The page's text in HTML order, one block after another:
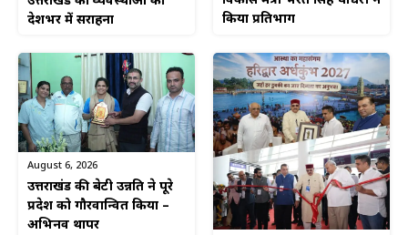
देशभर में सराहना
किया प्रतिभाग
August 6, 2026
उत्तराखंड की बेटी उन्नति ने पूरे
प्रदेश को गौरवान्वित किया –
अभिनव थापर